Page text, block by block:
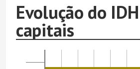
Evolução do
capitais